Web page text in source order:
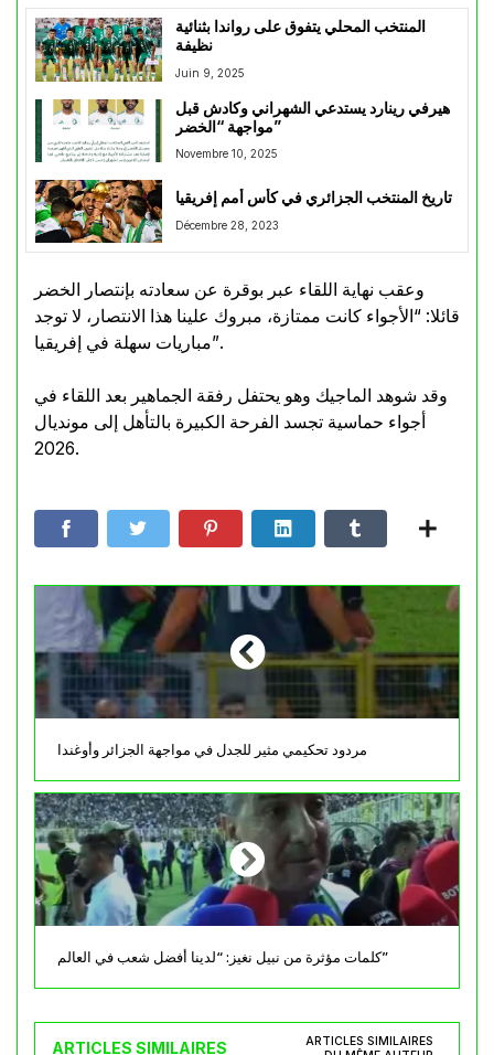
المنتخب المحلي يتفوق على رواندا بثنائية
نظيفة
Juin 9, 2025
هيرفي رينارد يستدعي الشهراني وكادش قبل
مواجهة “الخضر”
Novembre 10, 2025
تاريخ المنتخب الجزائري في كأس أمم إفريقيا
Décembre 28, 2023
وعقب نهاية اللقاء عبر بوقرة عن سعادته بإنتصار الخضر
قائلا: “الأجواء كانت ممتازة، مبروك علينا هذا الانتصار، لا توجد
مباريات سهلة في إفريقيا”.
وقد شوهد الماجيك وهو يحتفل رفقة الجماهير بعد اللقاء في
أجواء حماسية تجسد الفرحة الكبيرة بالتأهل إلى مونديال
2026.
مردود تحكيمي مثير للجدل في مواجهة الجزائر وأوغندا
كلمات مؤثرة من نبيل نغيز: “لدينا أفضل شعب في العالم”
ARTICLES SIMILAIRES
ARTICLES SIMILAIRES